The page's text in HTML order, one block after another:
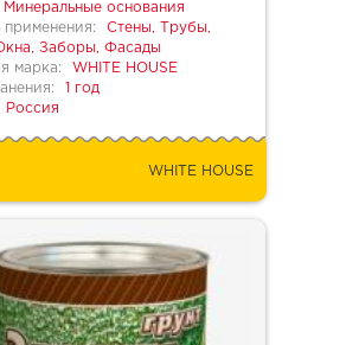
Минеральные основания
применения:
Стены, Трубы,
Заборы, Фасады
марка:
WHITE HOUSE
1 год
Россия
WHITE HOUSE